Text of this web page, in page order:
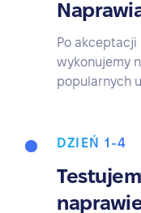
Po akceptacji
wykonujemy
popularnych
DZIEŃ 1-4